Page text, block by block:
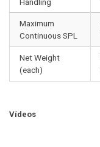
Maximum
Continuous SPL
Net Weight
(each)
Vídeos